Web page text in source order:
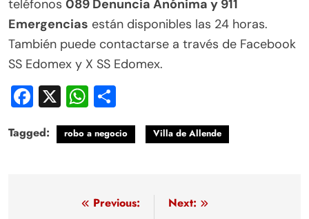
teléfonos 089 Denuncia Anónima y 911
Emergencias están disponibles las 24 horas.
También puede contactarse a través de Facebook
SS Edomex y X SS Edomex.
Facebook
X WhatsApp
Tagged: robo a negocio Villa de Allende
NavegaciónPrevious:
Next: